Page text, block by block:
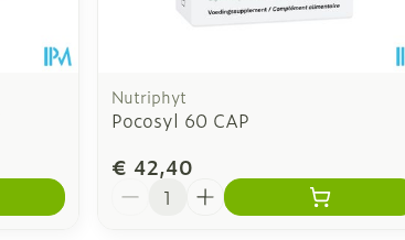
Nutriphyt
Pocosyl 60 CAP
€ 42,40
Aantal